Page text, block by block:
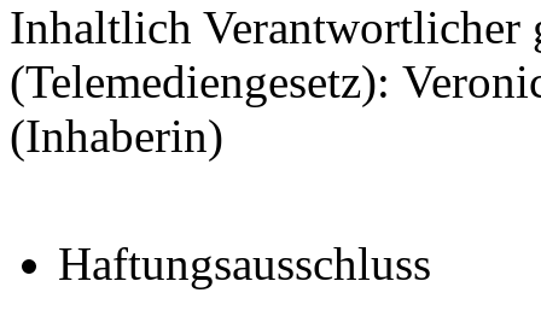
Inhaltlich Verantwortlicher
(Telemediengesetz):
(Inhaberin)
Haftungsausschluss